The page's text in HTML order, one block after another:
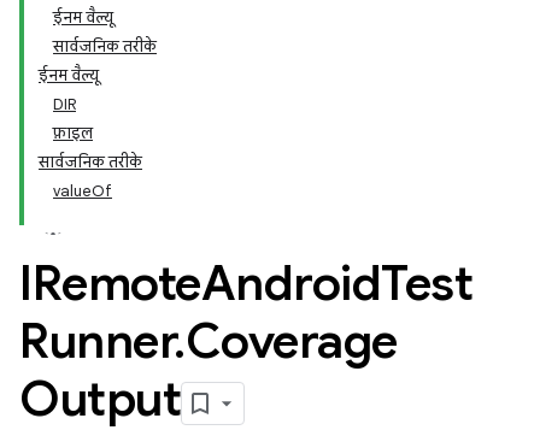
ईनम वैल्यू
सार्वजनिक तरीके
ईनम वैल्यू
DIR
फ़ाइल
सार्वजनिक तरीके
valueOf
IRemoteAndroidTest
Runner.Coverage
Output